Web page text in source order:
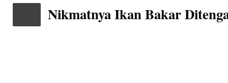
Nikmatnya Ikan Bakar